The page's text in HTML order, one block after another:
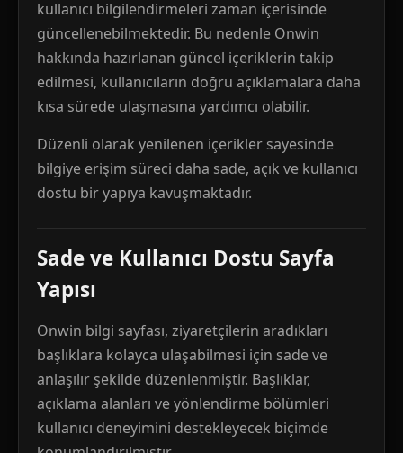
kullanıcı bilgilendirmeleri zaman içerisinde
güncellenebilmektedir. Bu nedenle Onwin
hakkında hazırlanan güncel içeriklerin takip
edilmesi, kullanıcıların doğru açıklamalara daha
kısa sürede ulaşmasına yardımcı olabilir.
Düzenli olarak yenilenen içerikler sayesinde
bilgiye erişim süreci daha sade, açık ve kullanıcı
dostu bir yapıya kavuşmaktadır.
Sade ve Kullanıcı Dostu Sayfa
Yapısı
Onwin bilgi sayfası, ziyaretçilerin aradıkları
başlıklara kolayca ulaşabilmesi için sade ve
anlaşılır şekilde düzenlenmiştir. Başlıklar,
açıklama alanları ve yönlendirme bölümleri
kullanıcı deneyimini destekleyecek biçimde